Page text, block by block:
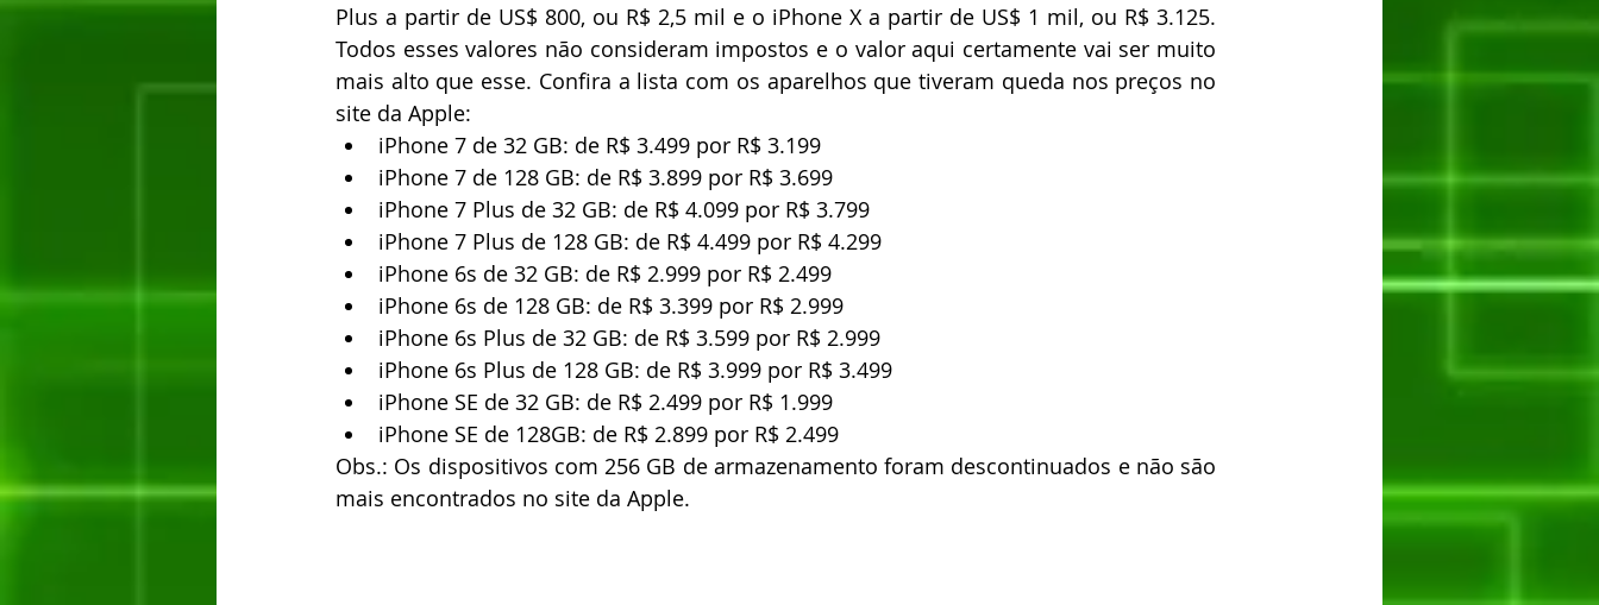
Plus a partir de US$ 800, ou R$ 2,5 mil e o iPhone X a partir de US$ 1 mil, ou R$ 3.125.
Todos esses valores não consideram impostos e o valor aqui certamente vai ser muito
mais alto que esse. Confira a lista com os aparelhos que tiveram queda nos preços no
site da Apple:
iPhone 7 de 32 GB: de R$ 3.499 por R$ 3.199
iPhone 7 de 128 GB: de R$ 3.899 por R$ 3.699
iPhone 7 Plus de 32 GB: de R$ 4.099 por R$ 3.799
iPhone 7 Plus de 128 GB: de R$ 4.499 por R$ 4.299
iPhone 6s de 32 GB: de R$ 2.999 por R$ 2.499
iPhone 6s de 128 GB: de R$ 3.399 por R$ 2.999
iPhone 6s Plus de 32 GB: de R$ 3.599 por R$ 2.999
iPhone 6s Plus de 128 GB: de R$ 3.999 por R$ 3.499
iPhone SE de 32 GB: de R$ 2.499 por R$ 1.999
iPhone SE de 128GB: de R$ 2.899 por R$ 2.499
Obs.: Os dispositivos com 256 GB de armazenamento foram descontinuados e não são
mais encontrados no site da Apple.